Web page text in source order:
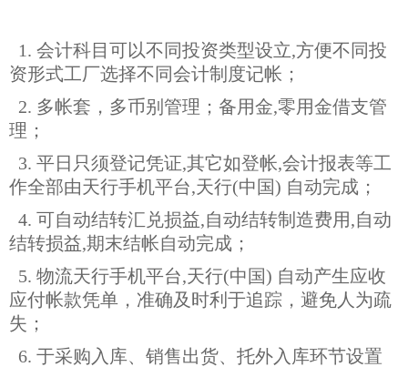
1. 会计科目可以不同投资类型设立,方便不同投
资形式工厂选择不同会计制度记帐；
2. 多帐套，多币别管理；备用金,零用金借支管
理；
3. 平日只须登记凭证,其它如登帐,会计报表等工
作全部由天行手机平台,天行(中国) 自动完成；
4. 可自动结转汇兑损益,自动结转制造费用,自动
结转损益,期末结帐自动完成；
5. 物流天行手机平台,天行(中国) 自动产生应收
应付帐款凭单，准确及时利于追踪，避免人为疏
失；
6. 于采购入库、销售出货、托外入库环节设置